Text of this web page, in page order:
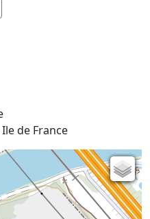
de France
Carte de l'état-major (1820-1866)
Parcellaire cadastral
Plan IGN